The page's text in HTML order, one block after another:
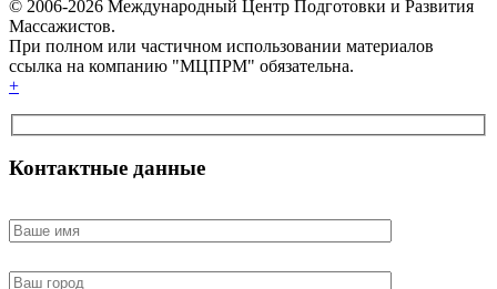
© 2006-2026 Международный Центр Подготовки и Развития
Массажистов.
При полном или частичном использовании материалов
ссылка на компанию "МЦПРМ" обязательна.
+
Контактные данные